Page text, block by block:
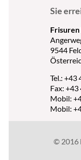
Sie
Frisuren
9544
Tel.: +43
Fax:
Mobil:
Mobil:
© 2016